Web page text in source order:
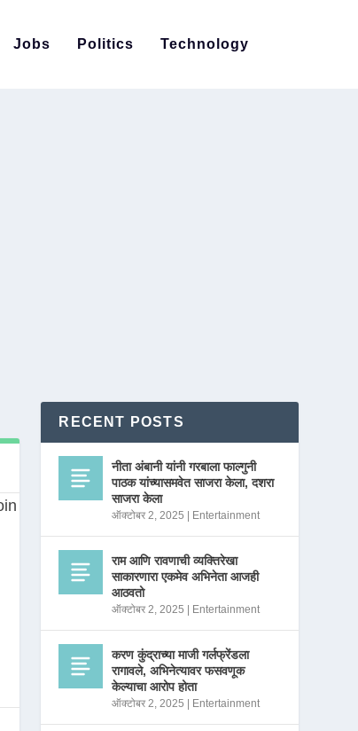
Jobs Politics Technology
RECENT POSTS
नीता अंबानी यांनी गरबाला फाल्गुनी
पाठक यांच्यासमवेत साजरा केला, दशरा
साजरा केला
ऑक्टोबर 2, 2025 Entertainment
राम आणि रावणाची व्यक्तिरेखा
साकारणारा एकमेव अभिनेता आजही
आठवतो
ऑक्टोबर 2, 2025 Entertainment
करण कुंद्राच्या माजी गर्लफ्रेंडला
रागावले, अभिनेत्यावर फसवणूक
केल्याचा आरोप होता
ऑक्टोबर 2, 2025 Entertainment